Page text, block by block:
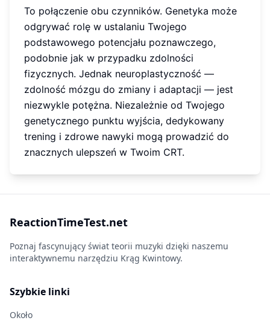
To połączenie obu czynników. Genetyka może
odgrywać rolę w ustalaniu Twojego
podstawowego potencjału poznawczego,
podobnie jak w przypadku zdolności
fizycznych. Jednak neuroplastyczność —
zdolność mózgu do zmiany i adaptacji — jest
niezwykle potężna. Niezależnie od Twojego
genetycznego punktu wyjścia, dedykowany
trening i zdrowe nawyki mogą prowadzić do
znacznych ulepszeń w Twoim CRT.
ReactionTimeTest.net
Poznaj fascynujący świat teorii muzyki dzięki naszemu
interaktywnemu narzędziu Krąg Kwintowy.
Szybkie linki
Około